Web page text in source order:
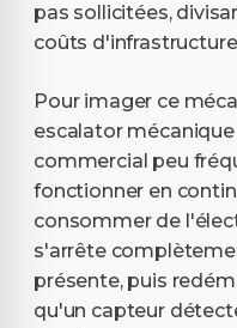
pas sollicitées,
coûts
Pour imager ce
escalator
commercial peu
fonctionner en
consommer de
s'arrête
présente, puis
qu'un capteur